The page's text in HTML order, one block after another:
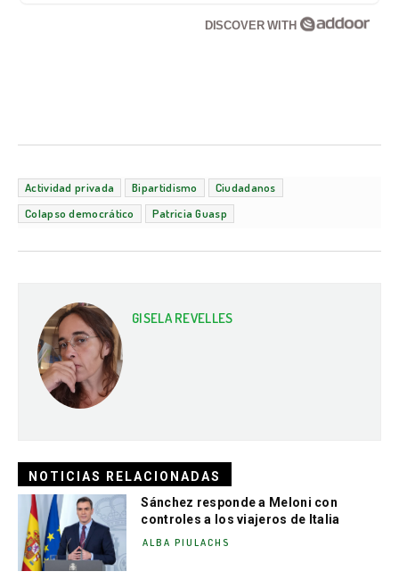
DISCOVER WITH
Actividad privada Bipartidismo
Ciudadanos
Colapso democrático
Patricia Guasp
GISELA REVELLES
NOTICIAS RELACIONADAS
Sánchez responde a Meloni con
controles a los viajeros de Italia
ALBA PIULACHS